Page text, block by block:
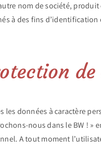
nom de société, produit
à des fins
les données à caractère
nous dans le BW ! »
A tout moment